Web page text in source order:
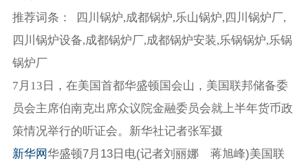
推荐词条： 四川锅炉,成都锅炉,乐山锅炉,四川锅炉厂,
四川锅炉设备,成都锅炉厂,成都锅炉安装,乐锅锅炉,乐锅
锅炉厂
7月13日，在美国首都华盛顿国会山，美国联邦储备委
员会主席伯南克出席众议院金融委员会就上半年货币政
策情况举行的听证会。新华社记者张军摄
新华网华盛顿7月13日电(记者刘丽娜 蒋旭峰)美国联